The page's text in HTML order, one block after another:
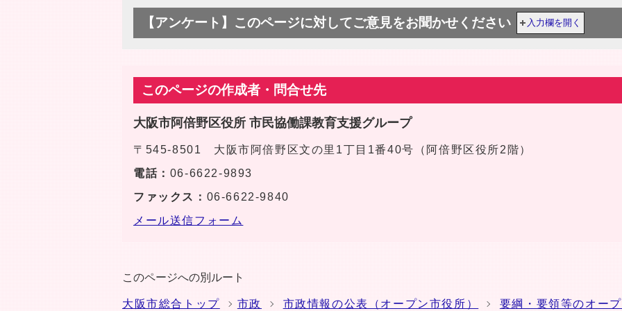
【アンケート】このページに対してご意見をお聞かせください 入力欄を開く
このページの作成者・問合せ先
大阪市阿倍野区役所 市民協働課教育支援グループ
〒545-8501 大阪市阿倍野区文の里1丁目1番40号（阿倍野区役所2階）
電話： 06-6622-9893
ファックス： 06-6622-9840
メール送信フォーム
このページへの別ルート
大阪市総合トップ 市政 市政情報の公表（オープン市役所） 要綱・要領等のオー